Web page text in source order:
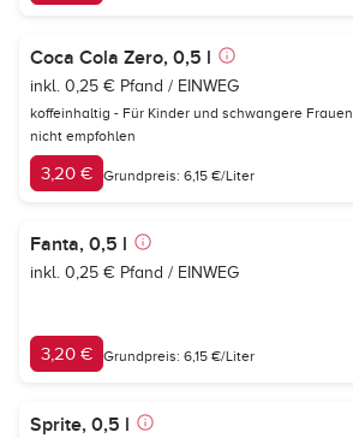
Coca Cola Zero, 0,5 l
inkl. 0,25 € Pfand / EINWEG
koffeinhaltig - Für Kinder und schwangere Frauen
nicht empfohlen
3,20 € Grundpreis: 6,15 €/Liter
Fanta, 0,5 l
inkl. 0,25 € Pfand / EINWEG
3,20 € Grundpreis: 6,15 €/Liter
Sprite, 0,5 l